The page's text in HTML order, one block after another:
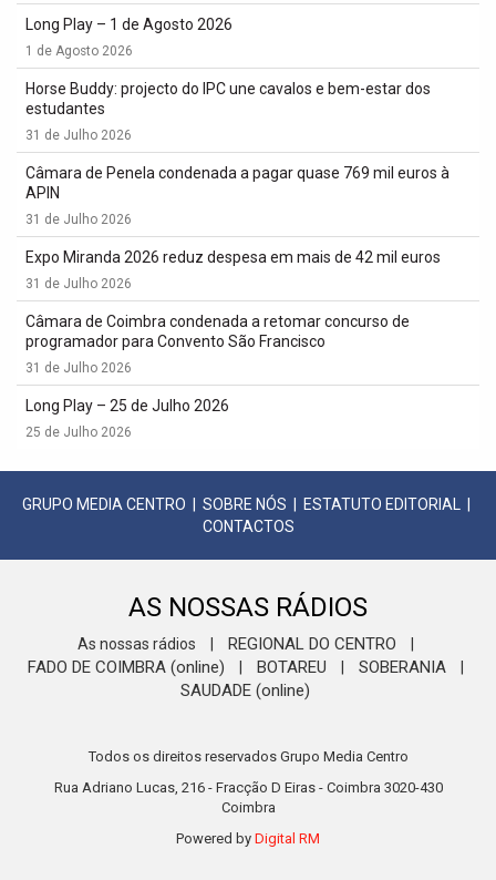
Long Play – 1 de Agosto 2026
1 de Agosto 2026
Horse Buddy: projecto do IPC une cavalos e bem-estar dos
estudantes
31 de Julho 2026
Câmara de Penela condenada a pagar quase 769 mil euros à
APIN
31 de Julho 2026
Expo Miranda 2026 reduz despesa em mais de 42 mil euros
31 de Julho 2026
Câmara de Coimbra condenada a retomar concurso de
programador para Convento São Francisco
31 de Julho 2026
Long Play – 25 de Julho 2026
25 de Julho 2026
GRUPO MEDIA CENTRO SOBRE NÓS ESTATUTO EDITORIAL
CONTACTOS
AS NOSSAS RÁDIOS
As nossas rádios REGIONAL DO CENTRO
FADO DE COIMBRA (online) BOTAREU SOBERANIA
SAUDADE (online)
Todos os direitos reservados Grupo Media Centro
Rua Adriano Lucas, 216 - Fracção D Eiras - Coimbra 3020-430
Coimbra
Powered by Digital RM